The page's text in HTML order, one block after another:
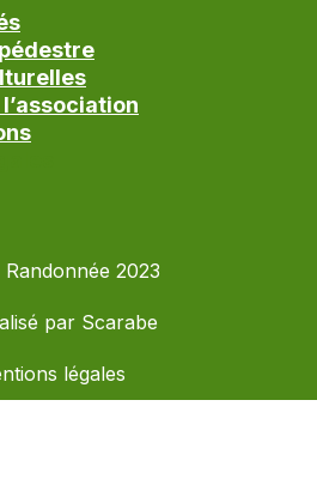
2023
par Scarabe
légales